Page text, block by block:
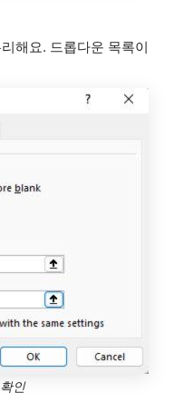
해요. 드롭다운 목록이
인